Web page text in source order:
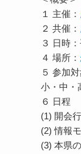
１ 主催：
２ 共催：
３ 日時
４ 場所：
５ 参加対
小・中・
６ 日程
(1) 開会
(2) 情報
(3) 本県